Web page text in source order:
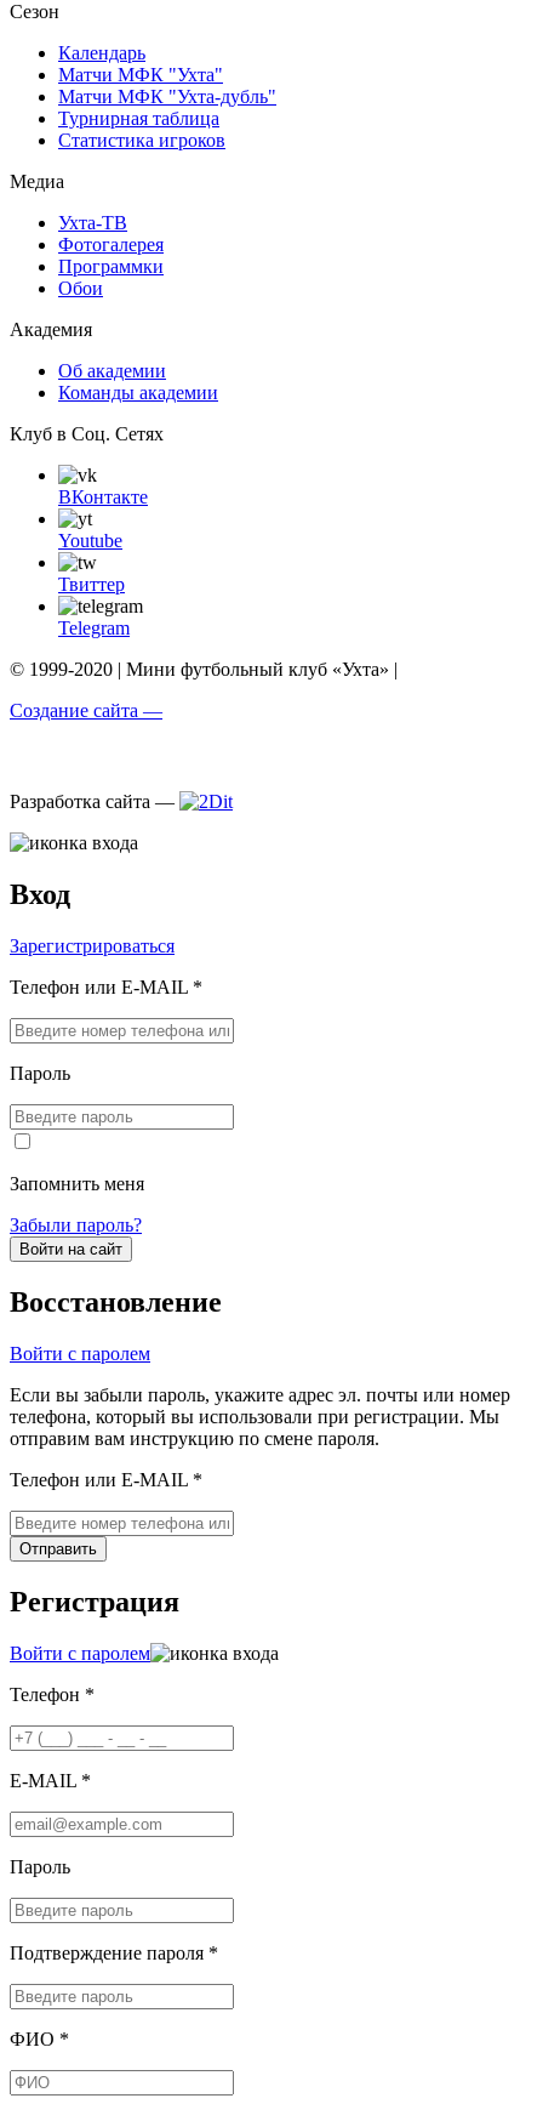
Сезон
Календарь
Матчи МФК "Ухта"
Матчи МФК "Ухта-дубль"
Турнирная таблица
Статистика игроков
Медиа
Ухта-ТВ
Фотогалерея
Программки
Обои
Академия
Об академии
Команды академии
Клуб в Соц. Сетях
ВКонтакте
Youtube
Твиттер
Telegram
© 1999-2020 | Мини футбольный клуб «Ухта» |
Создание сайта —
Разработка сайта —
Вход
Зарегистрироваться
Телефон или E-MAIL *
Пароль
Запомнить меня
Забыли пароль?
Войти на сайт
Восстановление
Войти с паролем
Если вы забыли пароль, укажите адрес эл. почты или номер
телефона, который вы использовали при регистрации. Мы
отправим вам инструкцию по смене пароля.
Телефон или E-MAIL *
Отправить
Регистрация
Войти с паролем
Телефон *
E-MAIL *
Пароль
Подтверждение пароля *
ФИО *